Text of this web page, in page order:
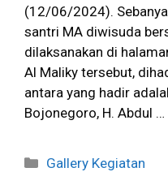
(12/06/2024).
santri MA diwisuda
dilaksanakan di
Al Maliky tersebut,
antara yang hadir
Bojonegoro, H. Abdul …
Categories
Gallery Kegiatan